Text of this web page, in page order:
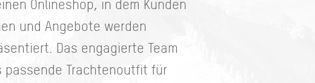
Onlineshop, in dem Kunden
und Angebote werden
Das engagierte Team
Trachtenoutfit für